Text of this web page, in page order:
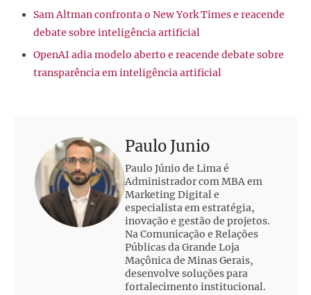
Sam Altman confronta o New York Times e reacende
debate sobre inteligência artificial
OpenAI adia modelo aberto e reacende debate sobre
transparência em inteligência artificial
Paulo Junio
Paulo Júnio de Lima é
Administrador com MBA em
Marketing Digital e
especialista em estratégia,
inovação e gestão de projetos.
Na Comunicação e Relações
Públicas da Grande Loja
Maçônica de Minas Gerais,
desenvolve soluções para
fortalecimento institucional.